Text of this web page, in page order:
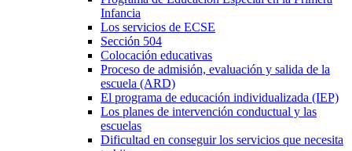
Infancia
Los servicios de ECSE
Sección 504
Colocación educativas
Proceso de admisión, evaluación y salida de la
escuela (ARD)
El programa de educación individualizada (IEP)
Los planes de intervención conductual y las
escuelas
Dificultad en conseguir los servicios que necesita